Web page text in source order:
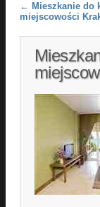
Post
← Mieszkanie do
miejscowości